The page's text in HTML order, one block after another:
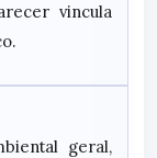
vincula
geral,